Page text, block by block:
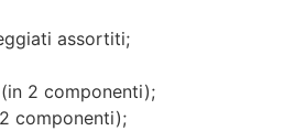
assortiti;
2 componenti);
componenti);